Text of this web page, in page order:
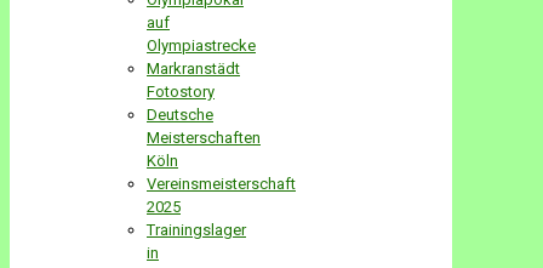
auf
Olympiastrecke
Markranstädt
Fotostory
Deutsche
Meisterschaften
Köln
Vereinsmeisterschaft
2025
Trainingslager
in